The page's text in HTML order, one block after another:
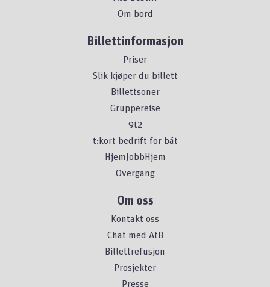
Om bord
Billettinformasjon
Priser
Slik kjøper du billett
Billettsoner
Gruppereise
9t2
t:kort bedrift for båt
HjemJobbHjem
Overgang
Om oss
Kontakt oss
Chat med AtB
Billettrefusjon
Prosjekter
Presse